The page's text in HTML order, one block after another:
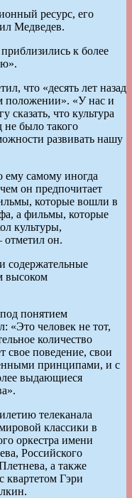
ресурс, его
Медведев.
к более
что «десять лет назад
положении». «У нас и
сказать, что культура
не было такого
развивать нашу
ему самому иногда
он предпочитает
которые вошли в
а фильмы, которые
культуры,
он.
содержательные
высоком
понятием
«Это человек не тот,
количество
свое поведение, свои
принципами, и с
выдающиеся
телеканала
классики в
оркестра имени
Российского
а также
квартетом Гэри